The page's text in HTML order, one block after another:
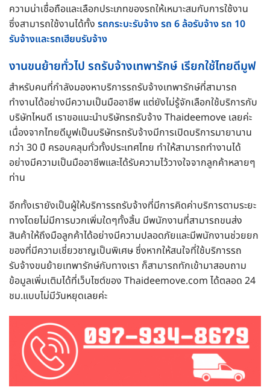
ความน่าเชื่อถือและเลือกประเภทของรถให้เหมาะสมกับการใช้งาน
ซึ่งสามารถใช้งานได้ทั้ง รถกระบะรับจ้าง รถ 6 ล้อรับจ้าง รถ 10
รับจ้างและรถเฮียบรับจ้าง
งานขนย้ายทั่วไป รถรับจ้างเทพารักษ์ เรียกใช้ไทยดีมูฟ
สำหรับคนที่กำลังมองหาบริการรถรับจ้างเทพารักษ์ที่สามารถ
ทำงานได้อย่างมีความเป็นมืออาชีพ แต่ยังไม่รู้จักเลือกใช้บริการกับ
บริษัทไหนดี เราขอแนะนำบริษัทรถรับจ้าง Thaideemove เลยค่ะ
เนื่องจากไทยดีมูฟเป็นบริษัทรถรับจ้างมีการเปิดบริการมายานาน
กว่า 30 ปี ครอบคลุมทั่วทั้งประเทศไทย ทำให้สามารถทำงานได้
อย่างมีความเป็นมืออาชีพและได้รับความไว้วางใจจากลูกค้าหลายๆ
ท่าน
อีกทั้งเรายังเป็นผู้ให้บริการรถรับจ้างที่มีการคิดค่าบริการตามระยะ
ทางโดยไม่มีการบวกเพิ่มใดๆทั้งสิ้น มีพนักงานที่สามารถขนส่ง
สินค้าให้ถึงมือลูกค้าได้อย่างมีความปลอดภัยและมีพนักงานช่วยยก
ของที่มีความเชี่ยวชาญเป็นพิเศษ ซึ่งหากให้สนใจที่ใช้บริการรถ
รับจ้างขนย้ายเทพารักษ์กับทางเรา ก็สามารถทักเข้ามาสอบถาม
ข้อมูลเพิ่มเติมได้ที่เว็บไซต์ของ Thaideemove.com ได้ตลอด 24
ชม.แบบไม่มีวันหยุดเลยค่ะ